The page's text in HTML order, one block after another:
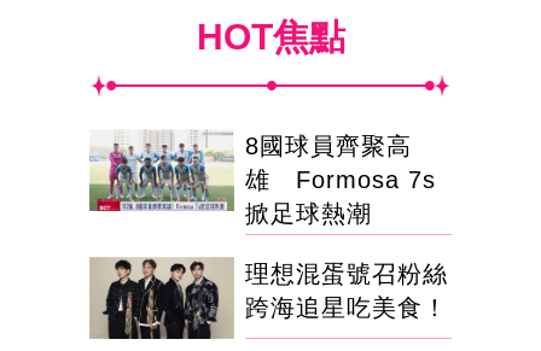
HOT焦點
8國球員齊聚高
雄 Formosa 7s
掀足球熱潮
理想混蛋號召粉絲
跨海追星吃美食！